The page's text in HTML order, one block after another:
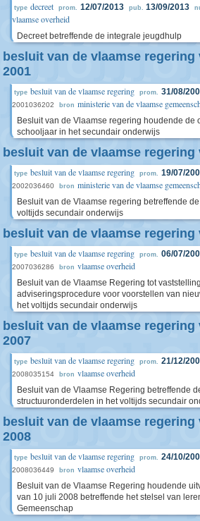
type decreet prom. 12/07/2013 pub. 13/09/2013
vlaamse overheid
Decreet betreffende de integrale jeugdhulp
besluit van de vlaamse regering
2001
type besluit van de vlaamse regering prom. 31/08/
2001036202 bron ministerie van de vlaamse
Besluit van de Vlaamse regering houdende de
schooljaar in het secundair onderwijs
besluit van de vlaamse regering
type besluit van de vlaamse regering prom. 19/07/
2002036460 bron ministerie van de vlaamse
Besluit van de Vlaamse regering betreffende
voltijds secundair onderwijs
besluit van de vlaamse regering
type besluit van de vlaamse regering prom. 06/07/
2007036286 bron vlaamse overheid
Besluit van de Vlaamse Regering tot
adviseringsprocedure voor voorstellen van
het voltijds secundair onderwijs
besluit van de vlaamse regering
2007
type besluit van de vlaamse regering prom. 21/12/
2008035154 bron vlaamse overheid
Besluit van de Vlaamse Regering betreffende
structuuronderdelen in het voltijds secundair
besluit van de vlaamse regering
2008
type besluit van de vlaamse regering prom. 24/10/
2008036449 bron vlaamse overheid
Besluit van de Vlaamse Regering houdende
van 10 juli 2008 betreffende het stelsel van
Gemeenschap